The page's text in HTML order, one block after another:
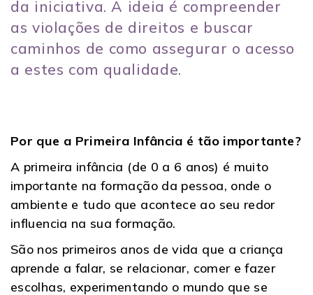
da iniciativa. A ideia é compreender
as violações de direitos e buscar
caminhos de como assegurar o acesso
a estes com qualidade.
Por que a Primeira Infância é tão importante?
A primeira infância (de 0 a 6 anos) é muito
importante na formação da pessoa, onde o
ambiente e tudo que acontece ao seu redor
influencia na sua formação.
São nos primeiros anos de vida que a criança
aprende a falar, se relacionar, comer e fazer
escolhas, experimentando o mundo que se